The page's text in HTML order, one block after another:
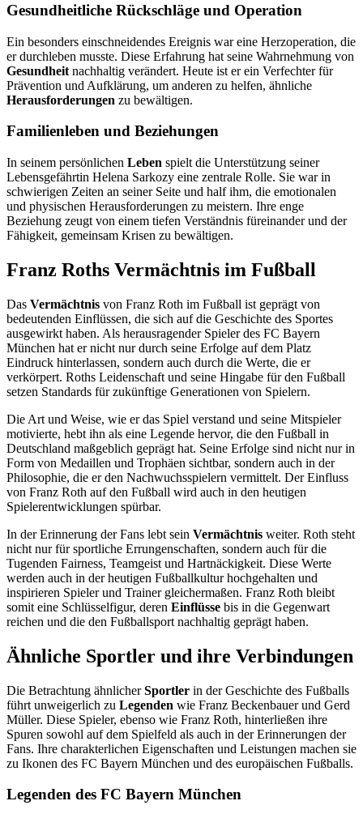
Gesundheitliche Rückschläge und Operation
Ein besonders einschneidendes Ereignis war eine Herzoperation, die
er durchleben musste. Diese Erfahrung hat seine Wahrnehmung von
Gesundheit nachhaltig verändert. Heute ist er ein Verfechter für
Prävention und Aufklärung, um anderen zu helfen, ähnliche
Herausforderungen zu bewältigen.
Familienleben und Beziehungen
In seinem persönlichen Leben spielt die Unterstützung seiner
Lebensgefährtin Helena Sarkozy eine zentrale Rolle. Sie war in
schwierigen Zeiten an seiner Seite und half ihm, die emotionalen
und physischen Herausforderungen zu meistern. Ihre enge
Beziehung zeugt von einem tiefen Verständnis füreinander und der
Fähigkeit, gemeinsam Krisen zu bewältigen.
Franz Roths Vermächtnis im Fußball
Das Vermächtnis von Franz Roth im Fußball ist geprägt von
bedeutenden Einflüssen, die sich auf die Geschichte des Sportes
ausgewirkt haben. Als herausragender Spieler des FC Bayern
München hat er nicht nur durch seine Erfolge auf dem Platz
Eindruck hinterlassen, sondern auch durch die Werte, die er
verkörpert. Roths Leidenschaft und seine Hingabe für den Fußball
setzen Standards für zukünftige Generationen von Spielern.
Die Art und Weise, wie er das Spiel verstand und seine Mitspieler
motivierte, hebt ihn als eine Legende hervor, die den Fußball in
Deutschland maßgeblich geprägt hat. Seine Erfolge sind nicht nur in
Form von Medaillen und Trophäen sichtbar, sondern auch in der
Philosophie, die er den Nachwuchsspielern vermittelt. Der Einfluss
von Franz Roth auf den Fußball wird auch in den heutigen
Spielerentwicklungen spürbar.
In der Erinnerung der Fans lebt sein Vermächtnis weiter. Roth steht
nicht nur für sportliche Errungenschaften, sondern auch für die
Tugenden Fairness, Teamgeist und Hartnäckigkeit. Diese Werte
werden auch in der heutigen Fußballkultur hochgehalten und
inspirieren Spieler und Trainer gleichermaßen. Franz Roth bleibt
somit eine Schlüsselfigur, deren Einflüsse bis in die Gegenwart
reichen und die den Fußballsport nachhaltig geprägt haben.
Ähnliche Sportler und ihre Verbindungen
Die Betrachtung ähnlicherSportler in der Geschichte des Fußballs
führt unweigerlich zu Legenden wie Franz Beckenbauer und Gerd
Müller. Diese Spieler, ebenso wie Franz Roth, hinterließen ihre
Spuren sowohl auf dem Spielfeld als auch in der Erinnerungen der
Fans. Ihre charakterlichen Eigenschaften und Leistungen machen sie
zu Ikonen des FC Bayern München und des europäischen Fußballs.
Legenden des FC Bayern München